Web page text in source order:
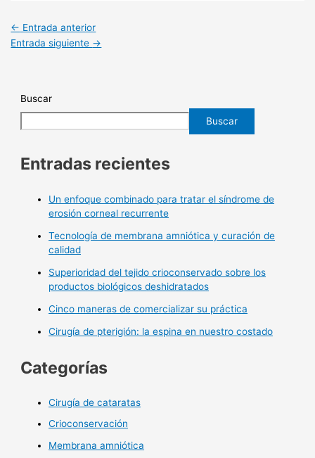
← Entrada anterior
Entrada siguiente →
Buscar
Buscar
Entradas recientes
Un enfoque combinado para tratar el síndrome de
erosión corneal recurrente
Tecnología de membrana amniótica y curación de
calidad
Superioridad del tejido crioconservado sobre los
productos biológicos deshidratados
Cinco maneras de comercializar su práctica
Cirugía de pterigión: la espina en nuestro costado
Categorías
Cirugía de cataratas
Crioconservación
Membrana amniótica